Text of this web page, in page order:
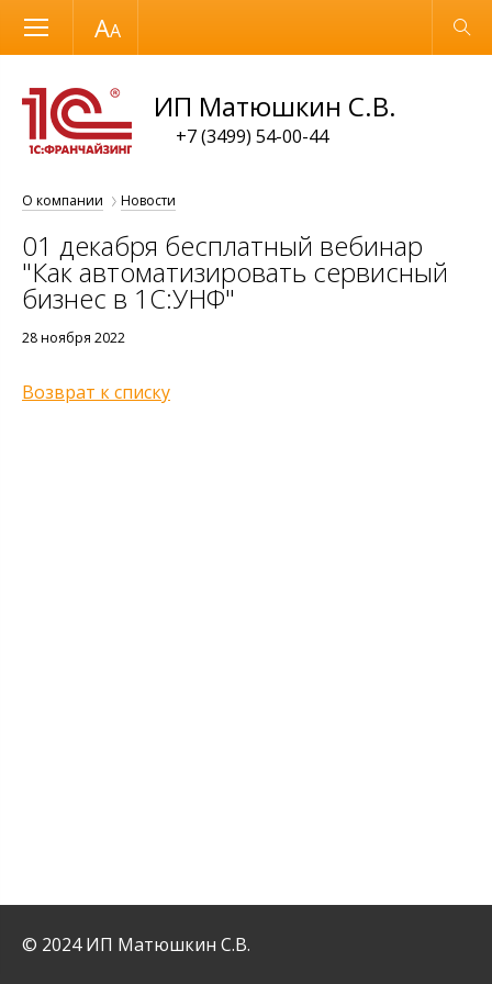
Размер шрифта Обычная версия
ИП Матюшкин С.В.
+7 (3499) 54-00-44
О компании Новости
01 декабря бесплатный вебинар
"Как автоматизировать сервисный
бизнес в 1С:УНФ"
28 ноября 2022
Возврат к списку
© 2024 ИП Матюшкин С.В.